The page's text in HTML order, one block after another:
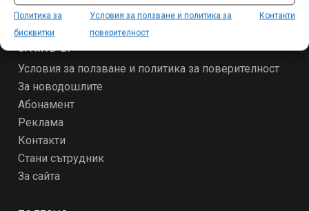
Политика за
бисквитки
Условия за ползване и политика за
поверителност
Контакти
Други
ЗА МТБ-БГ
Условия за ползване и политика за поверителност
За новодошлите
Абонамент
Реклама
Контакти
Стани сътрудник
За сайта